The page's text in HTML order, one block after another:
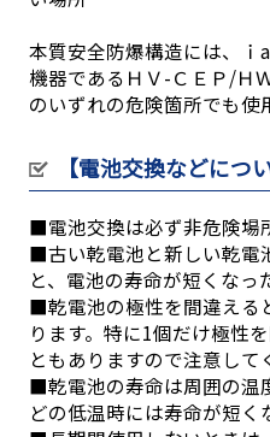
本質安全防爆構造には、ｉ
機器であるＨＶ-ＣＥＰ/Ｈ
のいずれの危険箇所でも使
【電池交換などにつ
■電池交換は必ず非危険場
■古い乾電池と新しい乾電
と、電池の寿命が短くなっ
■乾電池の極性を間違える
ります。特に1個だけ極性
ともありますので注意して
■乾電池の寿命は周囲の温
どの低温時には寿命が短く